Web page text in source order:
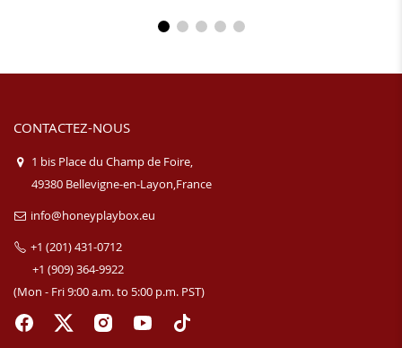
CONTACTEZ-NOUS
1 bis Place du Champ de Foire,
49380 Bellevigne-en-Layon,France
info@honeyplaybox.eu
+1 (201) 431-0712
+1 (909) 364-9922
(Mon - Fri 9:00 a.m. to 5:00 p.m. PST)